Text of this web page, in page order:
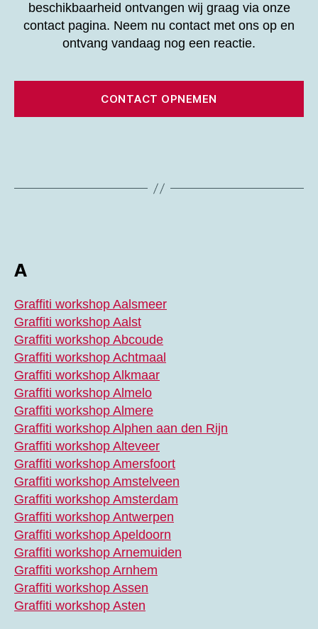
beschikbaarheid ontvangen wij graag via onze
contact pagina. Neem nu contact met ons op en
ontvang vandaag nog een reactie.
CONTACT OPNEMEN
A
Graffiti workshop Aalsmeer
Graffiti workshop Aalst
Graffiti workshop Abcoude
Graffiti workshop Achtmaal
Graffiti workshop Alkmaar
Graffiti workshop Almelo
Graffiti workshop Almere
Graffiti workshop Alphen aan den Rijn
Graffiti workshop Alteveer
Graffiti workshop Amersfoort
Graffiti workshop Amstelveen
Graffiti workshop Amsterdam
Graffiti workshop Antwerpen
Graffiti workshop Apeldoorn
Graffiti workshop Arnemuiden
Graffiti workshop Arnhem
Graffiti workshop Assen
Graffiti workshop Asten